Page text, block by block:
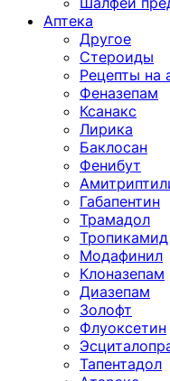
Аптека
Другое
Стероиды
Рецепты на
Феназепам
Ксанакс
Лирика
Баклосан
Фенибут
Габапентин
Трамадол
Тропикамид
Модафинил
Клоназепам
Диазепам
Золофт
Флуоксетин
Тапентадол